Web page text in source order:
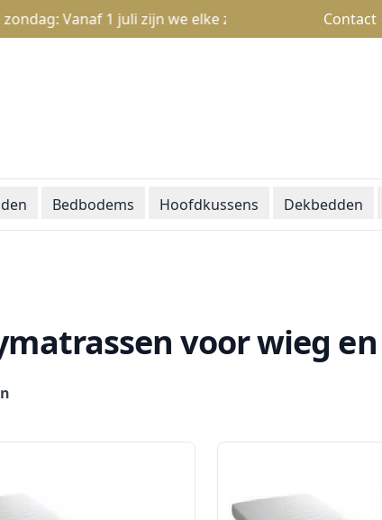
Vanaf 1 juli zijn we elke zondag open van 13u tot 18u
Contact
Bedbodems Hoofdkussens Dekbedden
voor wieg